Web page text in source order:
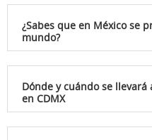
¿Sabes que en México se
mundo?
Dónde y cuándo se llevará
en CDMX